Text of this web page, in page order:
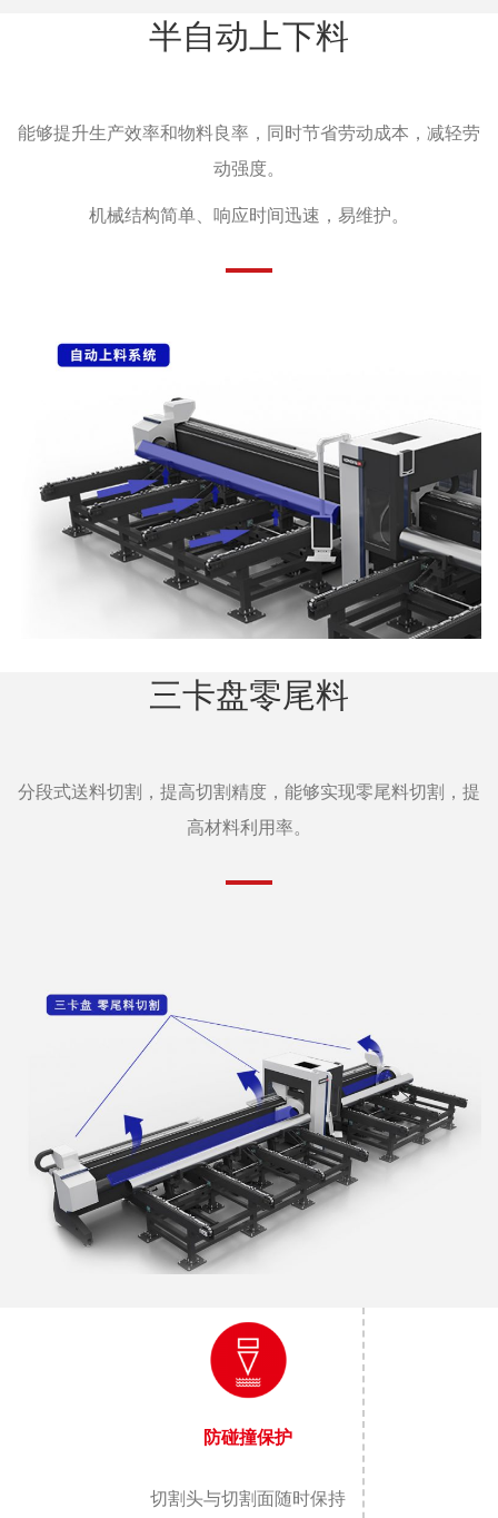
半自动上下料
能够提升生产效率和物料良率，同时节省劳动成本，减轻劳
动强度。
机械结构简单、响应时间迅速，易维护。
三卡盘零尾料
分段式送料切割，提高切割精度，能够实现零尾料切割，提
高材料利用率。
防碰撞保护
切割头与切割面随时保持